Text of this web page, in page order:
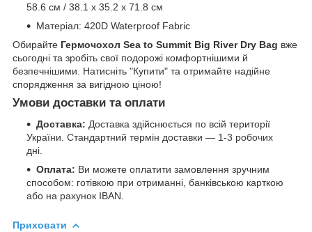
58.6 см / 38.1 x 35.2 x 71.8 см
Матеріал: 420D Waterproof Fabric
Обирайте Гермочохол Sea to Summit Big River Dry Bag вже
сьогодні та зробіть свої подорожі комфортнішими й
безпечнішими. Натисніть "Купити" та отримайте надійне
спорядження за вигідною ціною!
Умови доставки та оплати
Доставка: Доставка здійснюється по всій території
України. Стандартний термін доставки — 1-3 робочих
дні.
Оплата: Ви можете оплатити замовлення зручним
способом: готівкою при отриманні, банківською карткою
або на рахунок IBAN.
Приховати